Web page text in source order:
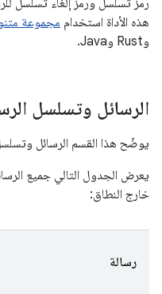
رمز تسلسل ورمز إلغاء تسلسل
هذه الأداة استخدام مجموعة
وRust وJava.
الرسائل وتسلسل
يوضّح هذا القسم الرسائل
يعرض الجدول التالي جميع
خارج النطاق:
رسالة